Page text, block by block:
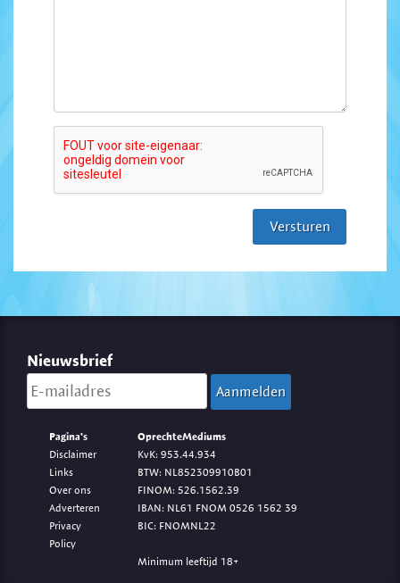
Nieuwsbrief
Pagina's
Disclaimer
Links
Over ons
Adverteren
Privacy
Policy
OprechteMediums
KvK: 953.44.934
BTW: NL852309910B01
FINOM: 526.1562.39
IBAN: NL61 FNOM 0526 1562 39
BIC: FNOMNL22
Minimum leeftijd 18+